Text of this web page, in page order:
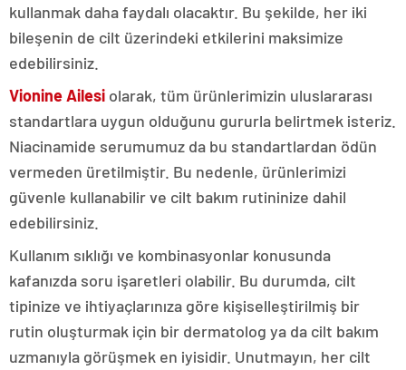
kullanmak daha faydalı olacaktır. Bu şekilde, her iki
bileşenin de cilt üzerindeki etkilerini maksimize
edebilirsiniz.
Vionine Ailesi olarak, tüm ürünlerimizin uluslararası
standartlara uygun olduğunu gururla belirtmek isteriz.
Niacinamide serumumuz da bu standartlardan ödün
vermeden üretilmiştir. Bu nedenle, ürünlerimizi
güvenle kullanabilir ve cilt bakım rutininize dahil
edebilirsiniz.
Kullanım sıklığı ve kombinasyonlar konusunda
kafanızda soru işaretleri olabilir. Bu durumda, cilt
tipinize ve ihtiyaçlarınıza göre kişiselleştirilmiş bir
rutin oluşturmak için bir dermatolog ya da cilt bakım
uzmanıyla görüşmek en iyisidir. Unutmayın, her cilt